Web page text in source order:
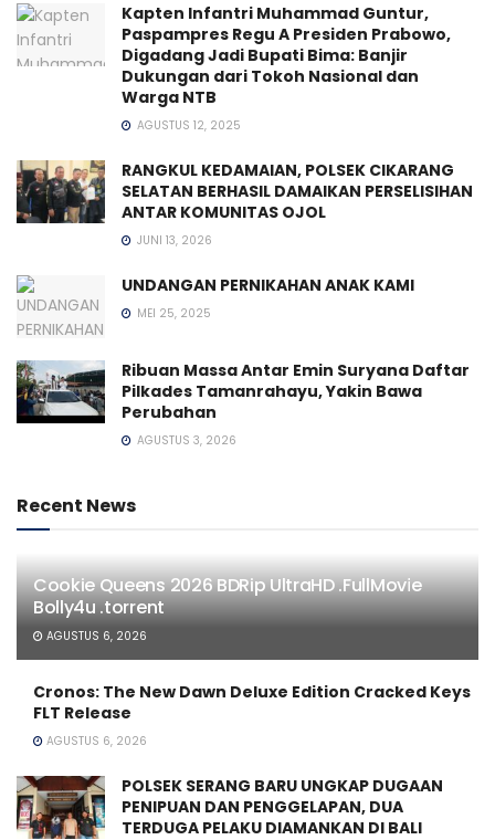
Kapten Infantri Muhammad Guntur,
Paspampres Regu A Presiden Prabowo,
Digadang Jadi Bupati Bima: Banjir
Dukungan dari Tokoh Nasional dan
Warga NTB
AGUSTUS 12, 2025
RANGKUL KEDAMAIAN, POLSEK CIKARANG
SELATAN BERHASIL DAMAIKAN PERSELISIHAN
ANTAR KOMUNITAS OJOL
JUNI 13, 2026
UNDANGAN PERNIKAHAN ANAK KAMI
MEI 25, 2025
Ribuan Massa Antar Emin Suryana Daftar
Pilkades Tamanrahayu, Yakin Bawa
Perubahan
AGUSTUS 3, 2026
Recent News
Cookie Queens 2026 BDRip UltraHD .FullMov𝗂e
Bolly4u .torrent
AGUSTUS 6, 2026
Cronos: The New Dawn Deluxe Edition Cracked Keys
FLT Release
AGUSTUS 6, 2026
POLSEK SERANG BARU UNGKAP DUGAAN
PENIPUAN DAN PENGGELAPAN, DUA
TERDUGA PELAKU DIAMANKAN DI BALI